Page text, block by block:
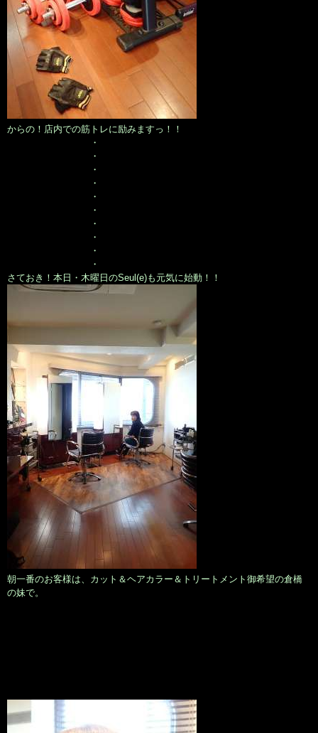
からの！店内での筋トレに励みますっ！！
・
・
・
・
・
・
・
・
・
・
さておき！本日・木曜日のSeul(e)も元気に始動！！
朝一番のお客様は、カット＆ヘアカラー＆トリートメント御希望の倉橋
の妹で。